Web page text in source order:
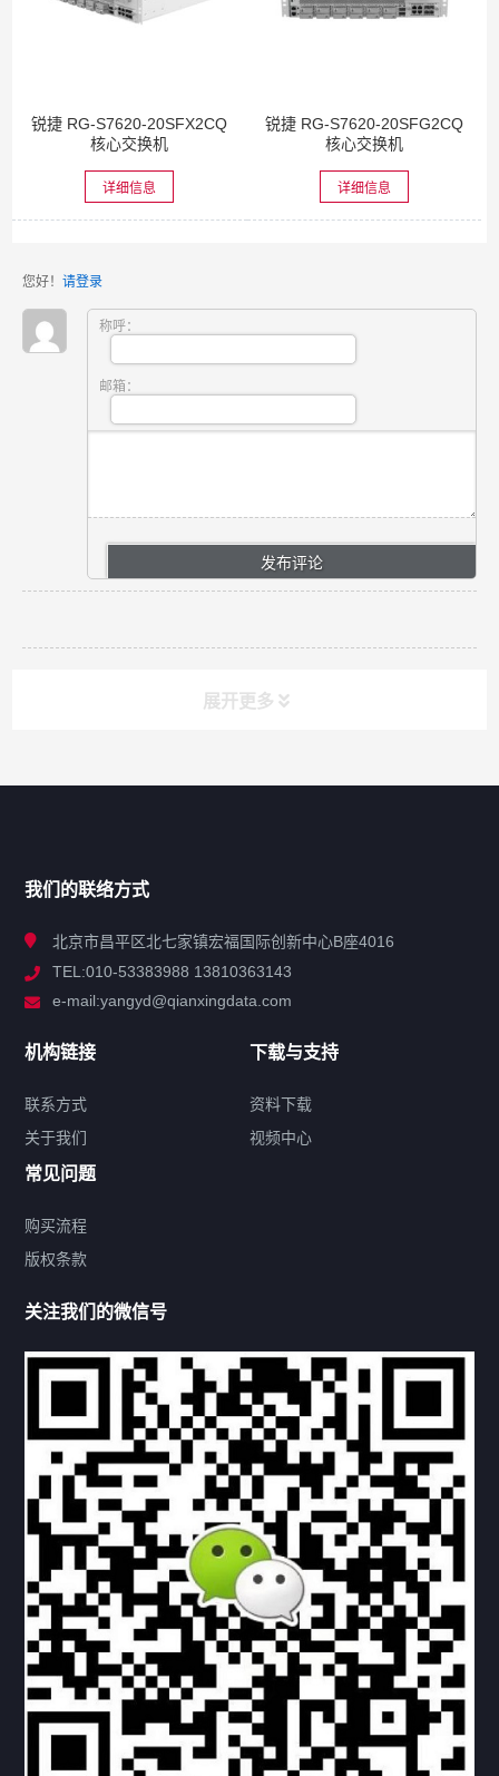
锐捷 RG-S7620-20SFX2CQ
核心交换机
详细信息
锐捷 RG-S7620-20SFG2CQ
核心交换机
详细信息
您好！ 请登录
称呼：
邮箱：
展开更多
解决方案
联系方式
热门标签
机构链接
联系方式 关于我们
下载与支持
资料下载 视频中心
常见问题
购买流程 版权条款
北京乾行捷通荣获阿里巴巴国际站多项年度荣誉，持续引
领ICT与AI行业发展
我们的联络方式
北京市昌平区北七家镇宏福国际创新中心B座4016
TEL:010-53383988 13810363143
e-mail:yangyd@qianxingdata.com
机构链接
联系方式
关于我们
下载与支持
资料下载
视频中心
常见问题
购买流程
版权条款
关注我们的微信号